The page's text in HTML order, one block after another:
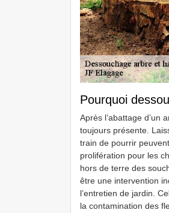
Pourquoi
Après l’abattage d’un
toujours présente.
train de pourrir
prolifération pour les
hors de terre des
être une intervention
l’entretien de jardin.
la contamination des